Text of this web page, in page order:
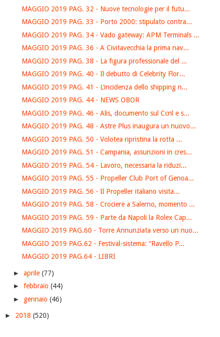
MAGGIO 2019 PAG. 32 - Nuove tecnologie per il futu...
MAGGIO 2019 PAG. 33 - Porto 2000: stipulato contra...
MAGGIO 2019 PAG. 34 - Vado gateway: APM Terminals ...
MAGGIO 2019 PAG. 36 - A Civitavecchia la prima nav...
MAGGIO 2019 PAG. 38 - La figura professionale del ...
MAGGIO 2019 PAG. 40 - Il debutto di Celebrity Flor...
MAGGIO 2019 PAG. 41 - L’incidenza dello shipping n...
MAGGIO 2019 PAG. 44 - NEWS OBOR
MAGGIO 2019 PAG. 46 - Alis, documento sul Ccnl e s...
MAGGIO 2019 PAG. 48 - Astre Plus inaugura un nuovo...
MAGGIO 2019 PAG. 50 - Volotea ripristina la rotta ...
MAGGIO 2019 PAG. 51 - Campania, assunzioni in cres...
MAGGIO 2019 PAG. 54 - Lavoro, necessaria la riduzi...
MAGGIO 2019 PAG. 55 - Propeller Club Port of Genoa...
MAGGIO 2019 PAG. 56 - Il Propeller italiano visita...
MAGGIO 2019 PAG. 58 - Crociere a Salerno, momento ...
MAGGIO 2019 PAG. 59 - Parte da Napoli la Rolex Cap...
MAGGIO 2019 PAG.60 - Torre Annunziata verso un nuo...
MAGGIO 2019 PAG.62 - Festival-sistema: “Ravello P...
MAGGIO 2019 PAG.64 - LIBRI
► aprile (77)
► febbraio (44)
► gennaio (46)
► 2018 (520)